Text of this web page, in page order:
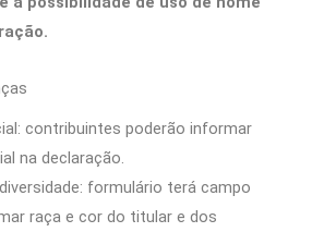
contribuintes poderão informar
na declaração.
formulário terá campo
raça e cor do titular e dos